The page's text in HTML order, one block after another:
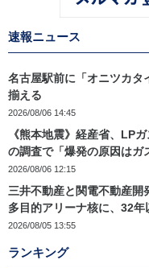
速報ニュース
名古屋駅前に「オニツカ
揃える
2026/08/06 14:45
《熊本地震》経産省、LP
の調査で「爆発の原因はガ
2026/08/06 12:15
三井不動産と関電不動産
多目的アリーナ核に、32年
2026/08/05 13:55
ランキング